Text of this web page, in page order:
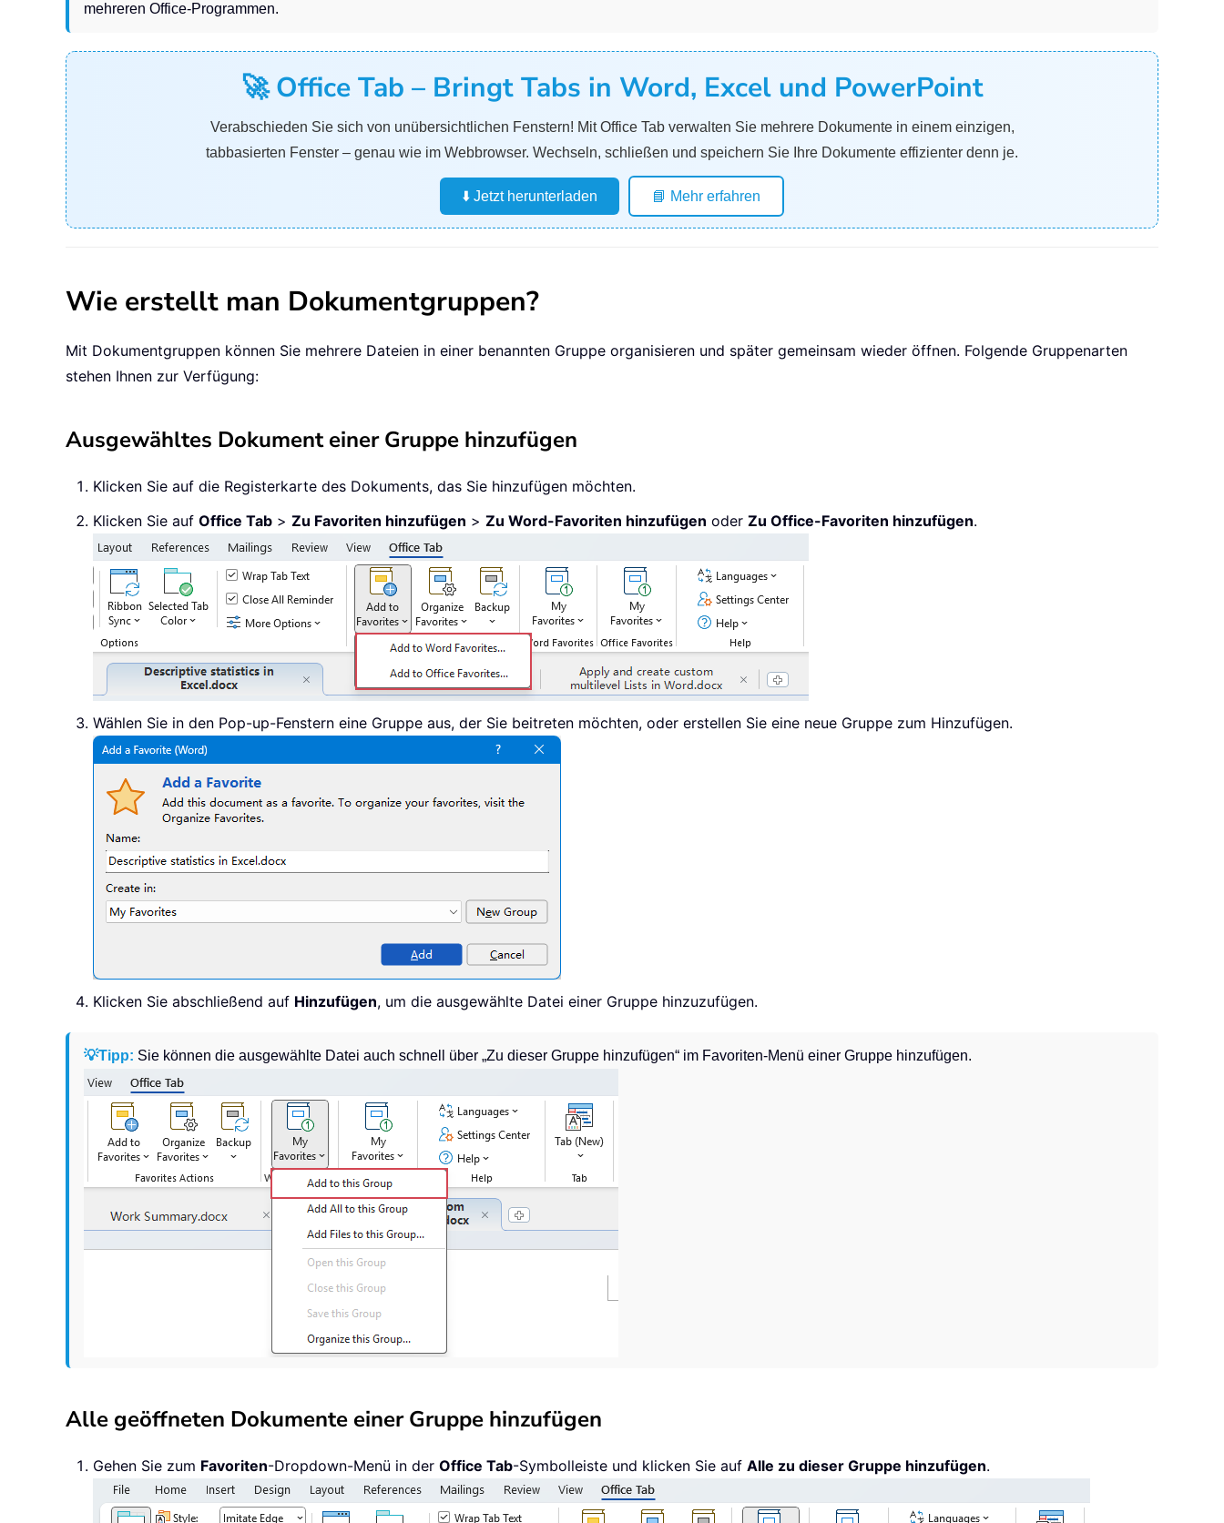
mehreren Office-Programmen.
🚀 Office Tab – Bringt Tabs in Word, Excel und PowerPoint
Verabschieden Sie sich von unübersichtlichen Fenstern! Mit Office Tab verwalten Sie mehrere Dokumente in einem einzigen,
tabbasierten Fenster – genau wie im Webbrowser. Wechseln, schließen und speichern Sie Ihre Dokumente effizienter denn je.
⬇️ Jetzt herunterladen 📘 Mehr erfahren
Wie erstellt man Dokumentgruppen?
Mit Dokumentgruppen können Sie mehrere Dateien in einer benannten Gruppe organisieren und später gemeinsam wieder öffnen. Folgende Gruppenarten
stehen Ihnen zur Verfügung:
Ausgewähltes Dokument einer Gruppe hinzufügen
Klicken Sie auf die Registerkarte des Dokuments, das Sie hinzufügen möchten.
Klicken Sie auf Office Tab > Zu Favoriten hinzufügen > Zu Word-Favoriten hinzufügen oder Zu Office-Favoriten hinzufügen.
Wählen Sie in den Pop-up-Fenstern eine Gruppe aus, der Sie beitreten möchten, oder erstellen Sie eine neue Gruppe zum Hinzufügen.
Klicken Sie abschließend auf Hinzufügen, um die ausgewählte Datei einer Gruppe hinzuzufügen.
💡Tipp: Sie können die ausgewählte Datei auch schnell über „Zu dieser Gruppe hinzufügen“ im Favoriten-Menü einer Gruppe hinzufügen.
Alle geöffneten Dokumente einer Gruppe hinzufügen
Gehen Sie zum Favoriten-Dropdown-Menü in der Office Tab-Symbolleiste und klicken Sie auf Alle zu dieser Gruppe hinzufügen.